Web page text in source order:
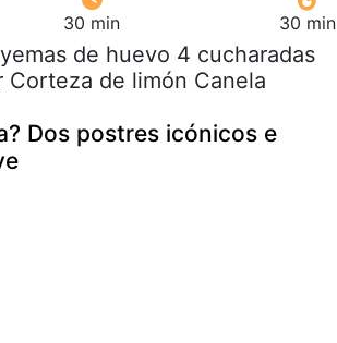
30 min 30 min
de huevo 4 cucharadas
de limón Canela
Dos postres icónicos e